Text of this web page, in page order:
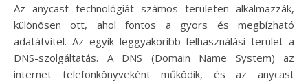
Az anycast technológiát számos területen alkalmazzák,
különösen ott, ahol fontos a gyors és megbízható
adatátvitel. Az egyik leggyakoribb felhasználási terület a
DNS-szolgáltatás. A DNS (Domain Name System) az
internet telefonkönyveként működik, és az anycast